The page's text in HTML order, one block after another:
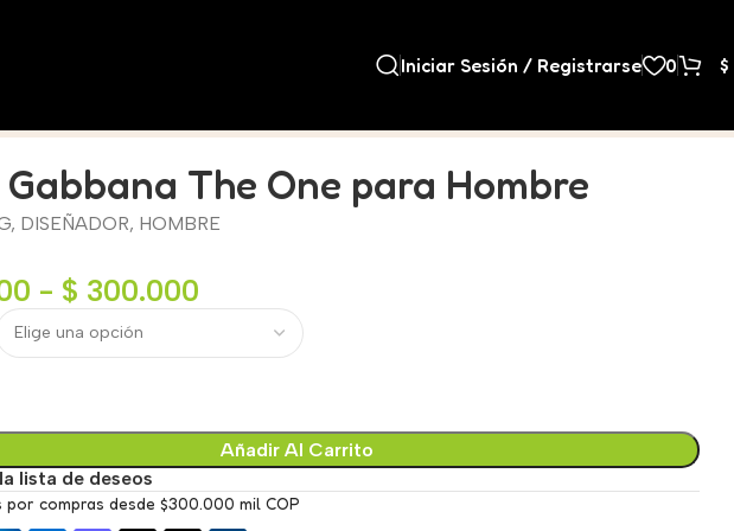
Iniciar Sesión / Registrarse 0 $
The One para Hombre
, DISEÑADOR, HOMBRE
- $ 300.000
Añadir Al Carrito
lista de deseos
por compras desde $300.000 mil COP